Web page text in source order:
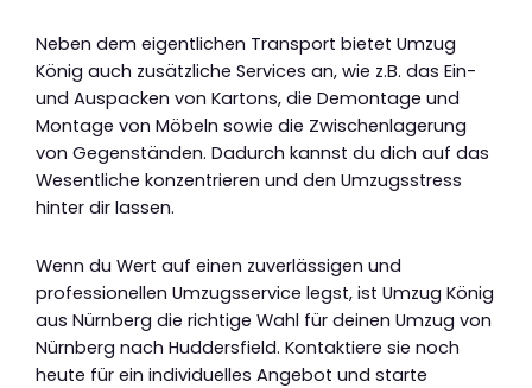
Neben dem eigentlichen Transport bietet Umzug
König auch zusätzliche Services an, wie z.B. das Ein-
und Auspacken von Kartons, die Demontage und
Montage von Möbeln sowie die Zwischenlagerung
von Gegenständen. Dadurch kannst du dich auf das
Wesentliche konzentrieren und den Umzugsstress
hinter dir lassen.
Wenn du Wert auf einen zuverlässigen und
professionellen Umzugsservice legst, ist Umzug König
aus Nürnberg die richtige Wahl für deinen Umzug von
Nürnberg nach Huddersfield. Kontaktiere sie noch
heute für ein individuelles Angebot und starte